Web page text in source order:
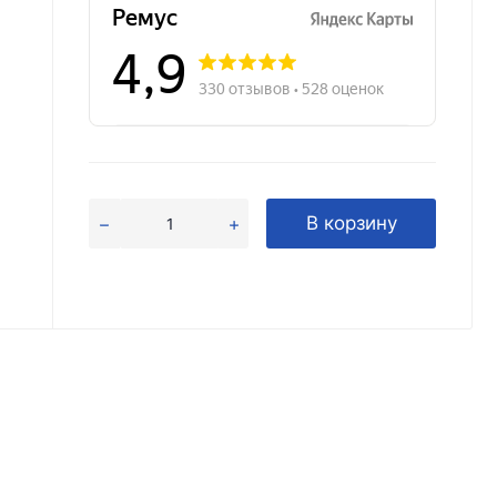
В корзину